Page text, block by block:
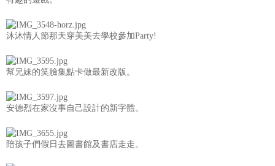
沐沐情人節那天穿美美去學校參加Party!
幫兄妹的笑臉集點卡做最新改版。
安德烈在家沒事自己設計的新字體。
陪孩子們假日去圖書館及書店走走。